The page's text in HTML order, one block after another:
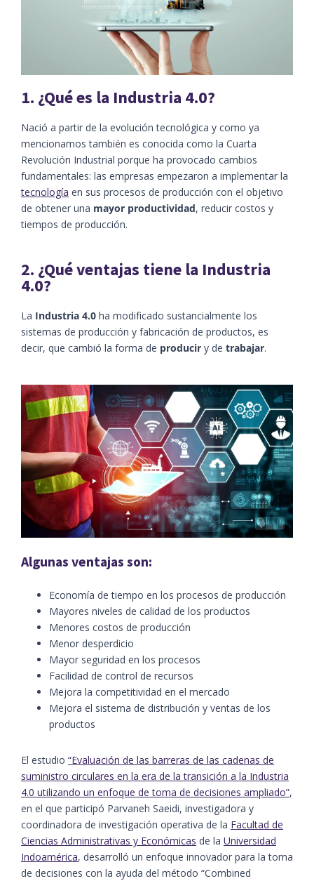
1. ¿Qué es la Industria 4.0?
Nació a partir de la evolución tecnológica y como ya
mencionamos también es conocida como la Cuarta
Revolución Industrial porque ha provocado cambios
fundamentales: las empresas empezaron a implementar la
tecnología en sus procesos de producción con el objetivo
de obtener una mayor productividad, reducir costos y
tiempos de producción.
2. ¿Qué ventajas tiene la Industria
4.0?
La Industria 4.0 ha modificado sustancialmente los
sistemas de producción y fabricación de productos, es
decir, que cambió la forma de producir y de trabajar.
Algunas ventajas son:
Economía de tiempo en los procesos de producción
Mayores niveles de calidad de los productos
Menores costos de producción
Menor desperdicio
Mayor seguridad en los procesos
Facilidad de control de recursos
Mejora la competitividad en el mercado
Mejora el sistema de distribución y ventas de los
productos
El estudio “Evaluación de las barreras de las cadenas de
suministro circulares en la era de la transición a la Industria
4.0 utilizando un enfoque de toma de decisiones ampliado”,
en el que participó Parvaneh Saeidi, investigadora y
coordinadora de investigación operativa de la Facultad de
Ciencias Administrativas y Económicas de la Universidad
Indoamérica, desarrolló un enfoque innovador para la toma
de decisiones con la ayuda del método “Combined